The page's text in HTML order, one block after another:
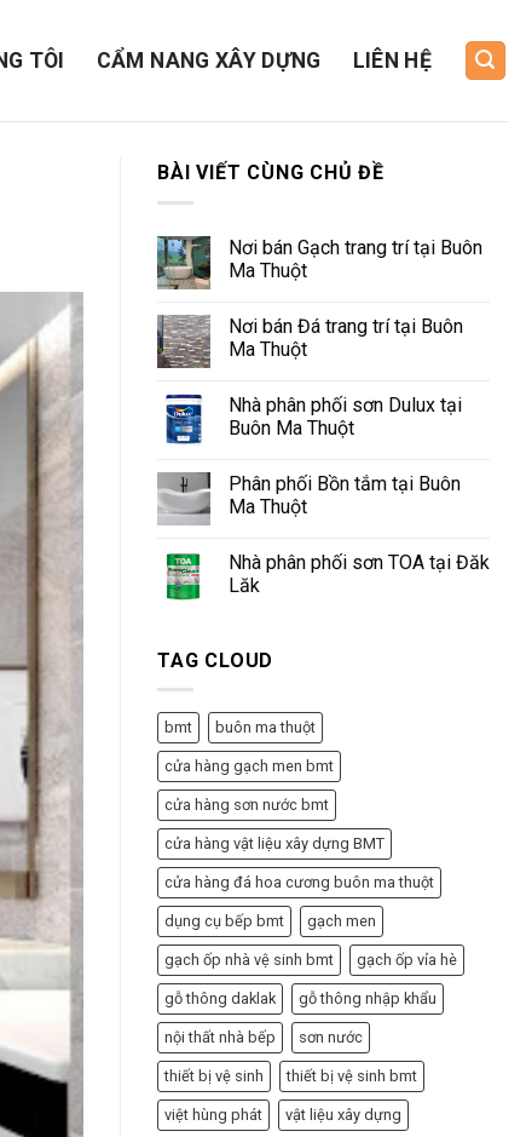
TÔI CẨM NANG XÂY DỰNG LIÊN HỆ
BÀI VIẾT CÙNG CHỦ ĐỀ
Nơi bán Gạch trang trí tại Buôn
Ma Thuột
Nơi bán Đá trang trí tại Buôn
Ma Thuột
Nhà phân phối sơn Dulux tại
Buôn Ma Thuột
Phân phối Bồn tắm tại Buôn
Ma Thuột
Nhà phân phối sơn TOA tại Đăk
Lăk
TAG CLOUD
bmt buôn ma thuột
cửa hàng gạch men bmt
cửa hàng sơn nước bmt
cửa hàng vật liệu xây dựng BMT
cửa hàng đá hoa cương buôn ma thuột
dụng cụ bếp bmt gạch men
gạch ốp nhà vệ sinh bmt gạch ốp vỉa hè
gỗ thông daklak gỗ thông nhập khẩu
nội thất nhà bếp sơn nước
thiết bị vệ sinh thiết bị vệ sinh bmt
việt hùng phát vật liệu xây dựng